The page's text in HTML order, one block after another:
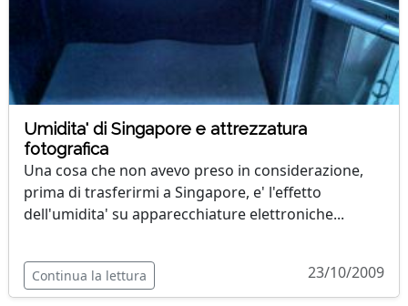
Umidita' di Singapore e attrezzatura
fotografica
Una cosa che non avevo preso in considerazione,
prima di trasferirmi a Singapore, e' l'effetto
dell'umidita' su apparecchiature elettroniche...
Continua la lettura 23/10/2009